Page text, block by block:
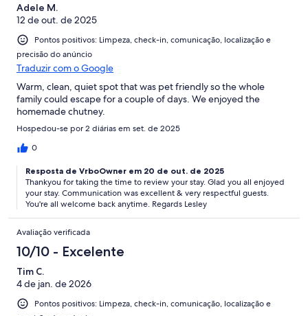
Adele M.
12 de out. de 2025
Pontos positivos: Limpeza, check-in, comunicação, localização e
precisão do anúncio
Traduzir com o Google
Warm, clean, quiet spot that was pet friendly so the whole
family could escape for a couple of days. We enjoyed the
homemade chutney.
Hospedou-se por 2 diárias em set. de 2025
0
Resposta de VrboOwner em 20 de out. de 2025
Thankyou for taking the time to review your stay. Glad you all enjoyed
your stay. Communication was excellent & very respectful guests.
You're all welcome back anytime. Regards Lesley
Avaliação verificada
10/10 - Excelente
Tim C.
4 de jan. de 2026
Pontos positivos: Limpeza, check-in, comunicação, localização e